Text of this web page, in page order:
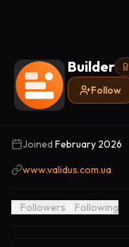
Builder
Follow
Joined February 2026
www.validus.com.ua
Followers Following